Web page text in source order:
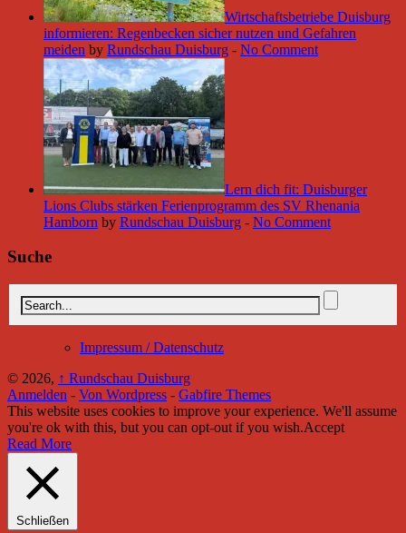
Wirtschaftsbetriebe Duisburg
informieren: Regenbecken sicher nutzen und Gefahren
meiden by Rundschau Duisburg - No Comment
Lern dich fit: Duisburger
Lions Clubs stärken Ferienprogramm des SV Rhenania
Hamborn by Rundschau Duisburg - No Comment
Suche
Impressum / Datenschutz
© 2026, ↑ Rundschau Duisburg
Anmelden - Von Wordpress - Gabfire Themes
This website uses cookies to improve your experience. We'll assume
you're ok with this, but you can opt-out if you wish.Accept
Read More
Schließen